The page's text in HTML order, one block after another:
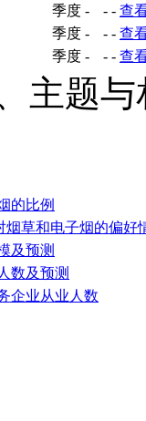
季度 - - - 查
季度 - - - 查
季度 - - - 查
主题
的比例
烟草和电子烟的偏好
及预测
数及预测
企业从业人数